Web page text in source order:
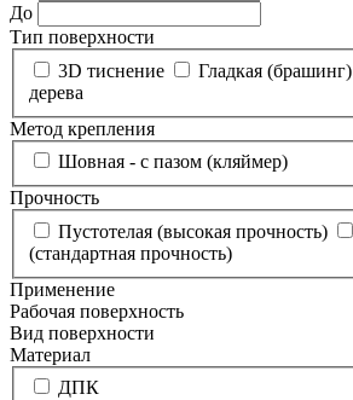
До
Тип поверхности
3D тиснение
Гладкая (брашинг)
дерева
Метод крепления
Шовная - с пазом (кляймер)
Прочность
Пустотелая (высокая прочность)
(стандартная прочность)
Применение
Рабочая поверхность
Вид поверхности
Материал
ДПК